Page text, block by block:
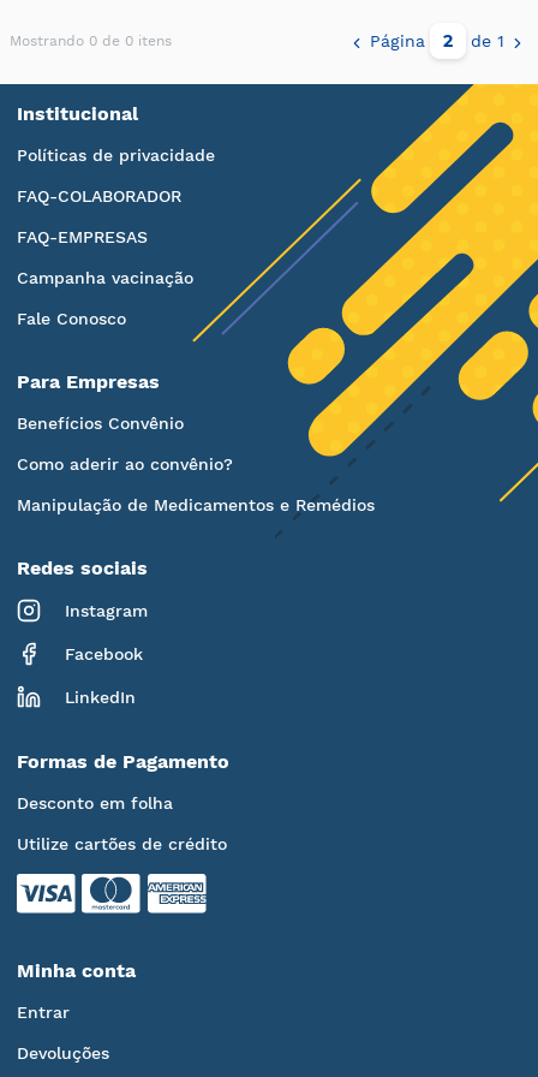
Mostrando 0 de 0 itens Página de 1
Institucional
Políticas de privacidade
FAQ-COLABORADOR
FAQ-EMPRESAS
Campanha vacinação
Fale Conosco
Para Empresas
Benefícios Convênio
Como aderir ao convênio?
Manipulação de Medicamentos e Remédios
Redes sociais
Instagram
Facebook
LinkedIn
Formas de Pagamento
Desconto em folha
Utilize cartões de crédito
Minha conta
Entrar
Devoluções